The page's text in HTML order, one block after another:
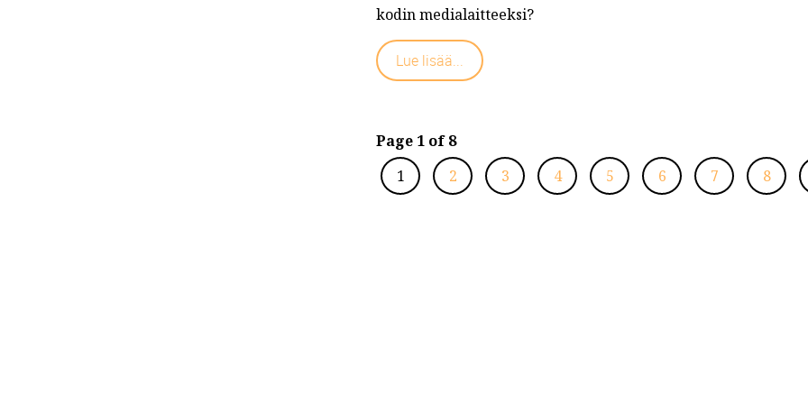
kodin medialaitteeksi?
Lue lisää...
Page 1 of 8
1
2 3 4 5 6 7 8